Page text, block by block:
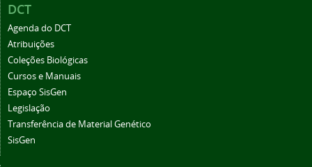
DCT
Agenda do DCT
Atribuições
Coleções Biológicas
Cursos e Manuais
Espaço SisGen
Legislação
Transferência de Material Genético
SisGen